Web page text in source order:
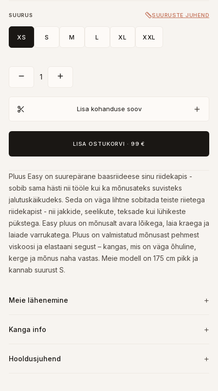
SUURUS SUURUSTE JUHEND
XS S M L XL XXL
1
Lisa kohanduse soov
LISA OSTUKORVI · 99 €
Pluus Easy on suurepärane baasriideese sinu riidekapis -
sobib sama hästi nii tööle kui ka mõnusateks suvisteks
jalutuskäikudeks. Seda on väga lihtne sobitada teiste riietega
riidekapist - nii jakkide, seelikute, teksade kui lühikeste
pükstega. Easy pluus on mõnusalt avara lõikega, laia kraega ja
laiade varrukatega. Pluus on valmistatud mõnusast pehmest
viskoosi ja elastaani segust – kangas, mis on väga õhuline,
kerge ja mõnus naha vastas. Meie modell on 175 cm pikk ja
kannab suurust S.
Meie lähenemine
Kanga info
Hooldusjuhend